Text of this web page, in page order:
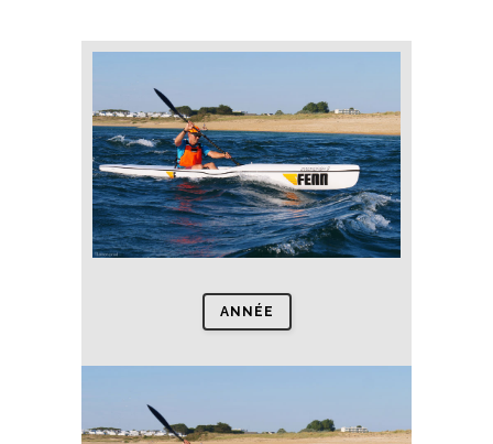
ANNÉE